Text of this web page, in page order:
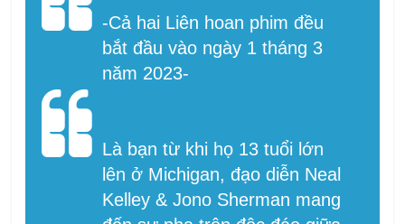
-Cả hai Liên hoan phim đều
bắt đầu vào ngày 1 tháng 3
năm 2023-
Là bạn từ khi họ 13 tuổi lớn
lên ở Michigan, đạo diễn Neal
Kelley & Jono Sherman mang